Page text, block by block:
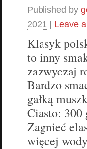
Published by
2021 | Leave
Klasyk
to inny
zazwyczaj
Bardzo
gałką
Ciasto: 300
Zagnieć
więcej